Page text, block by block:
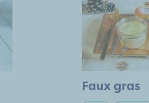
Faux gras